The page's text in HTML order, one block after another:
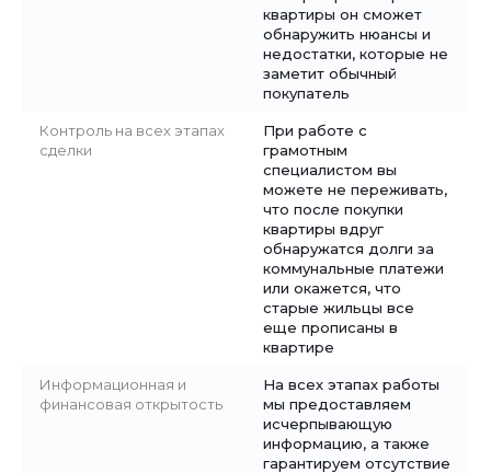
квартиры он сможет
обнаружить нюансы и
недостатки, которые не
заметит обычный
покупатель
Контроль на всех этапах
сделки
При работе с
грамотным
специалистом вы
можете не переживать,
что после покупки
квартиры вдруг
обнаружатся долги за
коммунальные платежи
или окажется, что
старые жильцы все
еще прописаны в
квартире
Информационная и
финансовая открытость
На всех этапах работы
мы предоставляем
исчерпывающую
информацию, а также
гарантируем отсутствие